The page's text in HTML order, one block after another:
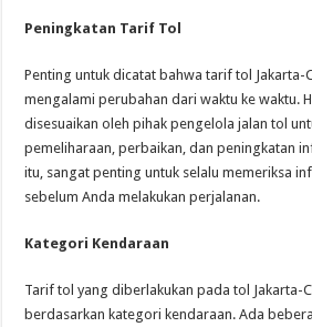
Peningkatan Tarif Tol
Penting untuk dicatat bahwa tarif tol Jakarta-
mengalami perubahan dari waktu ke waktu.
disesuaikan oleh pihak pengelola jalan tol
pemeliharaan, perbaikan, dan peningkatan
itu, sangat penting untuk selalu memeriksa
sebelum Anda melakukan perjalanan.
Kategori Kendaraan
Tarif tol yang diberlakukan pada tol Jakarta-
berdasarkan kategori kendaraan. Ada